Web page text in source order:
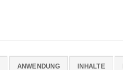
ANWENDUNG INHALTE